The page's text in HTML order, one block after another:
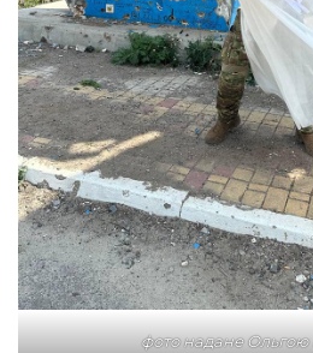
фото надане Ольгою